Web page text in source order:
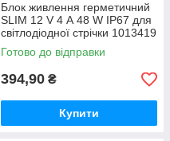
Блок живлення герметичний
SLIM 12 V 4 А 48 W IP67 для
світлодіодної стрічки 1013419
Готово до відправки
394,90 ₴
Купити